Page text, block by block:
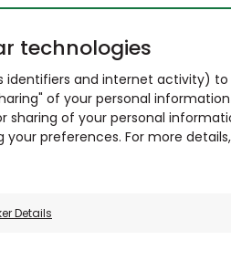
technologies
and internet activity)
of your personal
of your personal
preferences. For more
Details